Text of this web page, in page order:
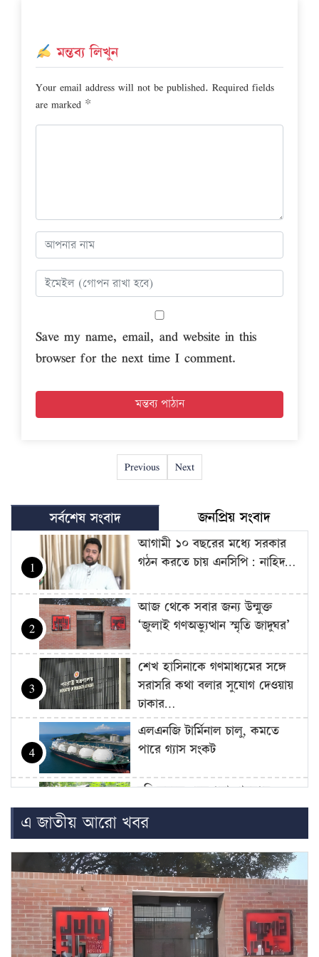
মন্তব্য লিখুন
Your email address will not be published. Required fields
are marked *
Save my name, email, and website in this
browser for the next time I comment.
Previous Next
সর্বশেষ সংবাদ জনপ্রিয় সংবাদ
1
আগামী ১০ বছরের মধ্যে সরকার
গঠন করতে চায় এনসিপি: নাহিদ…
2
আজ থেকে সবার জন্য উন্মুক্ত
‘জুলাই গণঅভ্যুত্থান স্মৃতি জাদুঘর’
3
শেখ হাসিনাকে গণমাধ্যমের সঙ্গে
সরাসরি কথা বলার সুযোগ দেওয়ায়
ঢাকার…
4
এলএনজি টার্মিনাল চালু, কমতে
পারে গ্যাস সংকট
5
চুরি করতে এসে ধরা, গৃহবধূর
কামড়ে চোরের আঙুল বিচ্ছিন্ন
6
জুলাই শহিদ পরিবার ও আহতদের
জন্য ফ্ল্যাট নির্মাণকাজের উদ্বোধন
সেপ্টেম্বরে
7
ফ্যাসিবাদবিরোধী আন্দোলনের সব
হত্যার স্বচ্ছ বিচার হবে: প্রধানমন্ত্রী
এ জাতীয় আরো খবর